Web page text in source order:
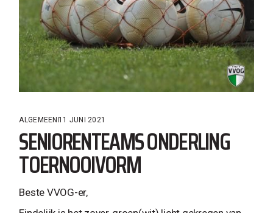
ALGEMEEN11 JUNI 2021
SENIORENTEAMS ONDERLING
TOERNOOIVORM
Beste VVOG-er,